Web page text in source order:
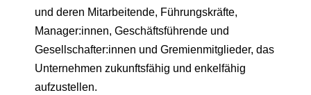
und deren Mitarbeitende, Führungskräfte,
Manager:innen, Geschäftsführende und
Gesellschafter:innen und Gremienmitglieder, das
Unternehmen zukunftsfähig und enkelfähig
aufzustellen.